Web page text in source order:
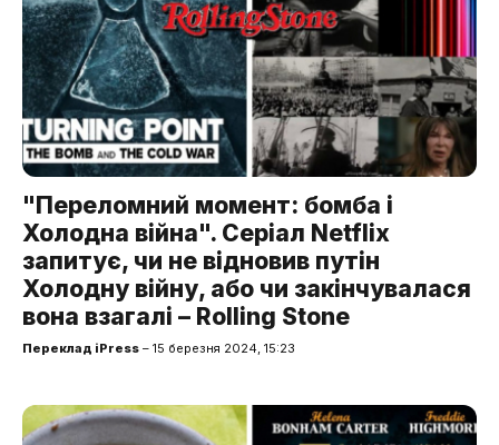
"Переломний момент: бомба і
Холодна війна". Серіал Netflix
запитує, чи не відновив путін
Холодну війну, або чи закінчувалася
вона взагалі – Rolling Stone
Переклад iPress – 15 березня 2024, 15:23